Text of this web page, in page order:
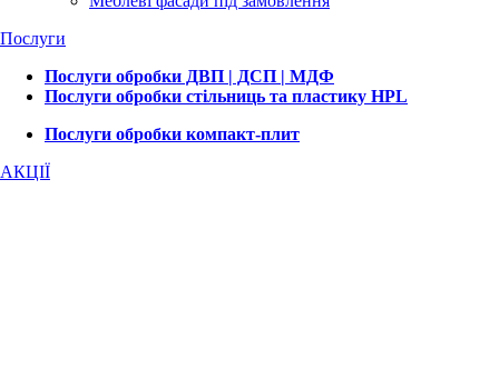
Послуги
Послуги обробки ДВП | ДСП | МДФ
Послуги обробки стільниць та пластику HPL
Послуги обробки компакт-плит
АКЦІЇ